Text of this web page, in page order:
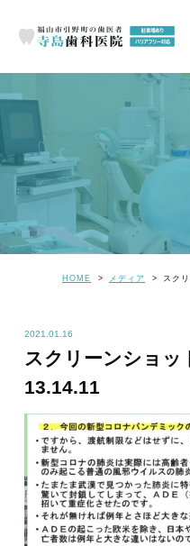
HOME メディア スク
2021.01.16
スクリーンショッ
13.14.11